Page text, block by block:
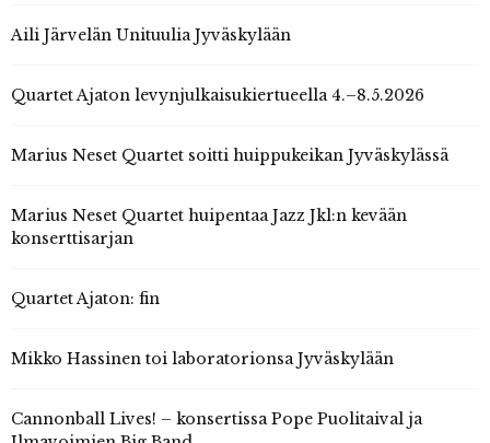
Aili Järvelän Unituulia Jyväskylään
Quartet Ajaton levynjulkaisukiertueella 4.–8.5.2026
Marius Neset Quartet soitti huippukeikan Jyväskylässä
Marius Neset Quartet huipentaa Jazz Jkl:n kevään
konserttisarjan
Quartet Ajaton: fin
Mikko Hassinen toi laboratorionsa Jyväskylään
Cannonball Lives! – konsertissa Pope Puolitaival ja